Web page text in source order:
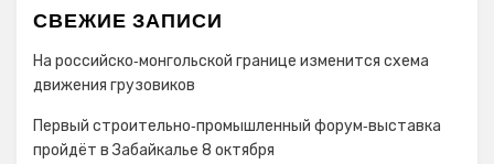
СВЕЖИЕ ЗАПИСИ
На российско‑монгольской границе изменится схема
движения грузовиков
Первый строительно‑промышленный форум‑выставка
пройдёт в Забайкалье 8 октября